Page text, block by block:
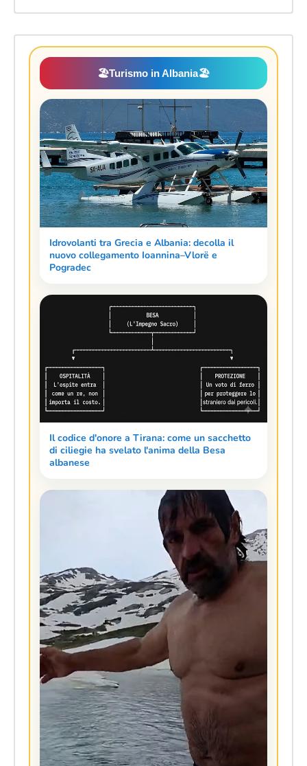
🏖️Turismo in Albania🏖️
Idrovolanti tra Grecia e Albania: decolla il
nuovo collegamento Ioannina–Vlorë e
Pogradec
Il codice d'onore a Tirana: come un sacchetto
di ciliegie ha svelato l'anima della Besa
albanese